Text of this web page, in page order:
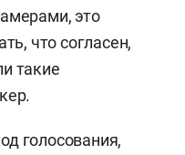
это
что согласен,
такие
голосования,